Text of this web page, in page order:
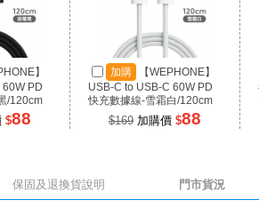
】
PD
/120cm
$88
加購
【WEPHONE】
USB-C to USB-C 60W PD
快充數據線-雪霜白/120cm
$169 加購價 $88
保固及退換貨說明 門市貨況